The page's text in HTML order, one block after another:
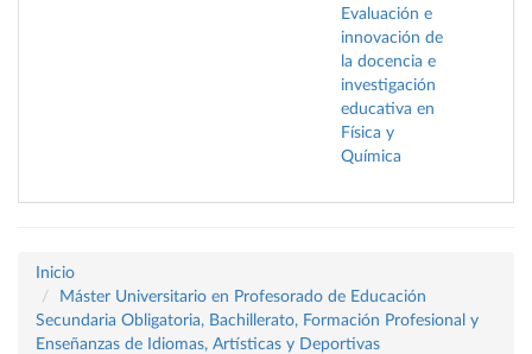
Evaluación e
innovación de
la docencia e
investigación
educativa en
Física y
Química
Inicio
Máster Universitario en Profesorado de Educación
Secundaria Obligatoria, Bachillerato, Formación Profesional y
Enseñanzas de Idiomas, Artísticas y Deportivas